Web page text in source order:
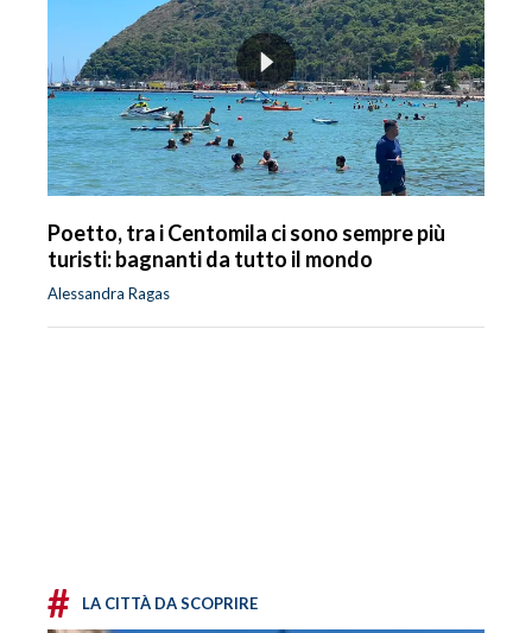
Poetto, tra i Centomila ci sono sempre più
turisti: bagnanti da tutto il mondo
Alessandra Ragas
# LA CITTÀ DA SCOPRIRE